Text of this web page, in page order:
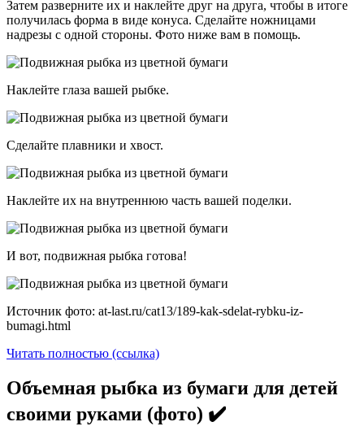
Затем разверните их и наклейте друг на друга, чтобы в итоге
получилась форма в виде конуса. Сделайте ножницами
надрезы с одной стороны. Фото ниже вам в помощь.
Наклейте глаза вашей рыбке.
Сделайте плавники и хвост.
Наклейте их на внутреннюю часть вашей поделки.
И вот, подвижная рыбка готова!
Источник фото: at-last.ru/cat13/189-kak-sdelat-rybku-iz-
bumagi.html
Читать полностью (ссылка)
Объемная рыбка из бумаги для детей
своими руками (фото) ✔️